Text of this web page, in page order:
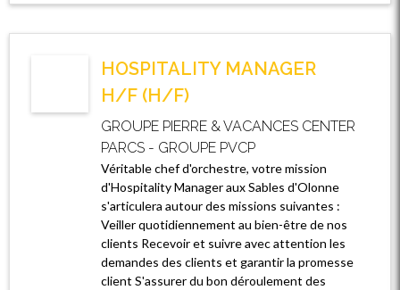
HOSPITALITY MANAGER
H/F (H/F)
GROUPE PIERRE & VACANCES CENTER
PARCS - GROUPE PVCP
Véritable chef d'orchestre, votre mission
d'Hospitality Manager aux Sables d'Olonne
s'articulera autour des missions suivantes :
Veiller quotidiennement au bien-être de nos
clients Recevoir et suivre avec attention les
demandes des clients et garantir la promesse
client S'assurer du bon déroulement des